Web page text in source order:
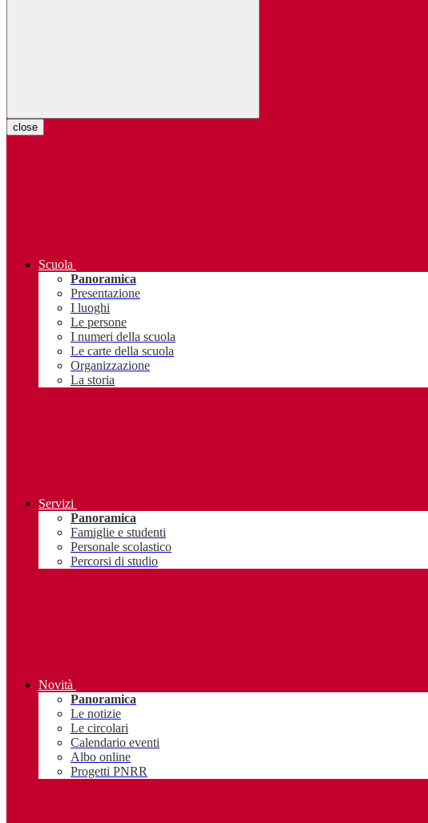
close
Scuola
Panoramica
Presentazione
I luoghi
Le persone
I numeri della scuola
Le carte della scuola
Organizzazione
La storia
Servizi
Panoramica
Famiglie e studenti
Personale scolastico
Percorsi di studio
Novità
Panoramica
Le notizie
Le circolari
Calendario eventi
Albo online
Progetti PNRR